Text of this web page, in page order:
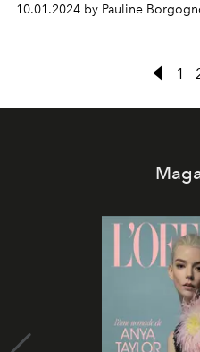
10.01.2024 by Pauline
1